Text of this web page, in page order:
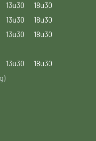
13u30
18u30
13u30
18u30
13u30
18u30
13u30
18u30